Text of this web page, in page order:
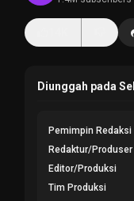
Diunggah pada
Pemimpin Redaksi
Redaktur/Produser
Editor/Produksi
Tim Produksi